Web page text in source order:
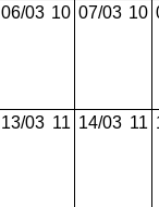
06/03 10 07/03 10
13/03 11 14/03 11